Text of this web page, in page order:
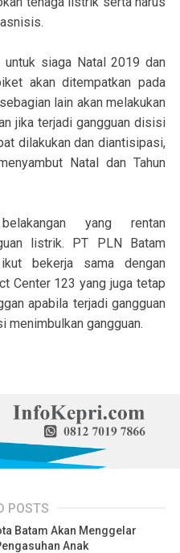
untuk siaga Natal 2019 dan
akan ditempatkan pada
lain akan melakukan
jika terjadi gangguan disisi
dilakukan dan diantisipasi,
Natal dan Tahun
yang rentan
listrik. PT PLN Batam
bekerja sama dengan
Center 123 yang juga tetap
apabila terjadi gangguan
menimbulkan gangguan.
POSTS
Batam Akan Menggelar
Anak